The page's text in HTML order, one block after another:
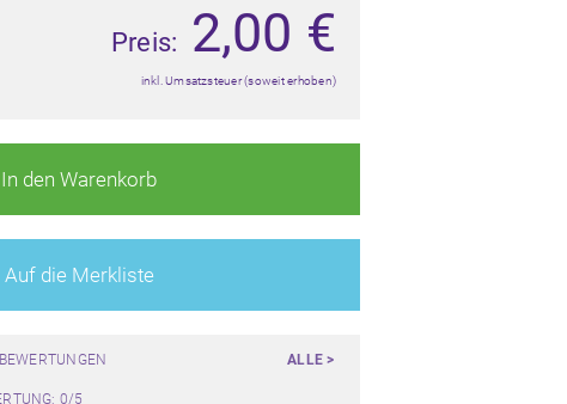
Preis: 2,00 €
inkl. Umsatzsteuer (soweit erhoben)
In den Warenkorb
Auf die Merkliste
ALLE >
0/5